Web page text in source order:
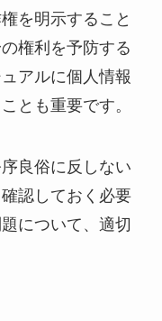
を明示すること
権利を予防する
アルに個人情報
とも重要です。
良俗に反しない
認しておく必要
について、適切